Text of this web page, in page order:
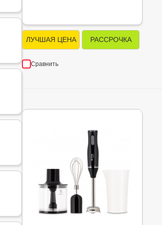
ЛУЧШАЯ ЦЕНА РАССРОЧКА
Сравнить